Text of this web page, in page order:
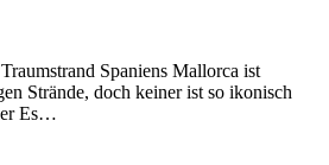
Spaniens Mallorca ist
Strände, doch keiner ist so ikonisch
Es…